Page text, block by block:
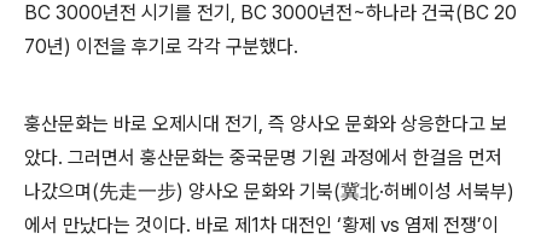
BC 3000년전 시기를 전기, BC 3000년전~하나라 건국(BC 20
70년) 이전을 후기로 각각 구분했다.
훙산문화는 바로 오제시대 전기, 즉 양사오 문화와 상응한다고 보
았다. 그러면서 훙산문화는 중국문명 기원 과정에서 한걸음 먼저
나갔으며(先走一步) 양사오 문화와 기북(冀北·허베이성 서북부)
에서 만났다는 것이다. 바로 제1차 대전인 ‘황제 vs 염제 전쟁’이